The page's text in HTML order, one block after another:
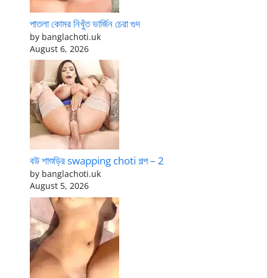
পাতলা কোমর নিখুঁত ভার্জিন চেরা গুদ
by banglachoti.uk
August 6, 2026
বউ শাশুড়ির swapping choti গল্প – 2
by banglachoti.uk
August 5, 2026